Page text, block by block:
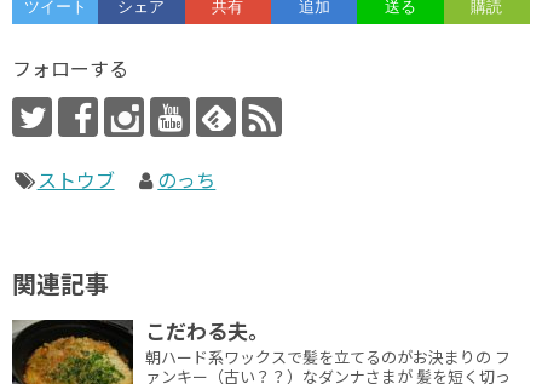
フォローする
ストウブ のっち
関連記事
こだわる夫。
朝ハード系ワックスで髪を立てるのがお決まりの フ
ァンキー（古い？？）なダンナさまが 髪を短く切っ